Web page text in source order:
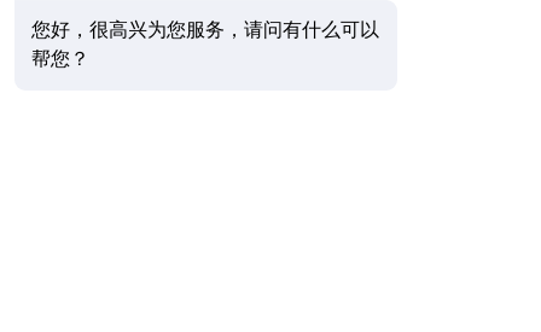
您好，很高兴为您服务，请问有什么可以
帮您？